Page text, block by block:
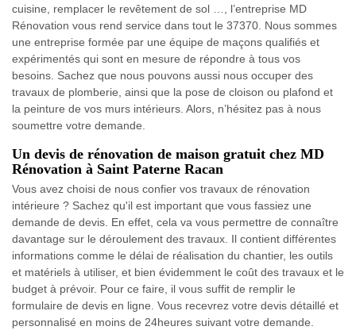
cuisine, remplacer le revêtement de sol …, l’entreprise MD
Rénovation vous rend service dans tout le 37370. Nous sommes
une entreprise formée par une équipe de maçons qualifiés et
expérimentés qui sont en mesure de répondre à tous vos
besoins. Sachez que nous pouvons aussi nous occuper des
travaux de plomberie, ainsi que la pose de cloison ou plafond et
la peinture de vos murs intérieurs. Alors, n’hésitez pas à nous
soumettre votre demande.
Un devis de rénovation de maison gratuit chez MD
Rénovation à Saint Paterne Racan
Vous avez choisi de nous confier vos travaux de rénovation
intérieure ? Sachez qu'il est important que vous fassiez une
demande de devis. En effet, cela va vous permettre de connaître
davantage sur le déroulement des travaux. Il contient différentes
informations comme le délai de réalisation du chantier, les outils
et matériels à utiliser, et bien évidemment le coût des travaux et le
budget à prévoir. Pour ce faire, il vous suffit de remplir le
formulaire de devis en ligne. Vous recevrez votre devis détaillé et
personnalisé en moins de 24heures suivant votre demande.